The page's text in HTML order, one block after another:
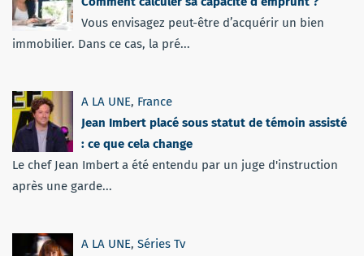
Vous envisagez peut-être d’acquérir un bien
immobilier. Dans ce cas, la pré...
A LA UNE, France
Jean Imbert placé sous statut de témoin assisté
: ce que cela change
Le chef Jean Imbert a été entendu par un juge d'instruction
après une garde...
A LA UNE, Séries Tv